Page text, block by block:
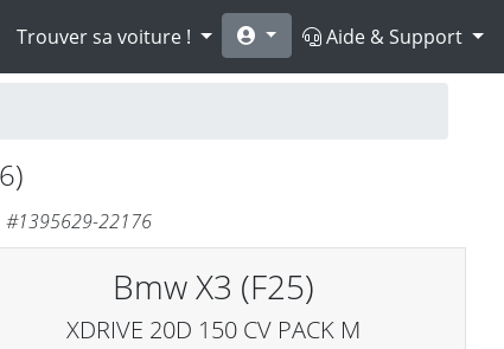
Trouver sa voiture ! Aide & Support
#1395629-22176
Bmw X3 (F25)
XDRIVE 20D 150 CV PACK M